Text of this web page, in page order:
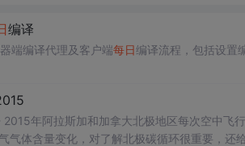
编译
端编译代理及客户端每日编译流程，包括设置
年阿拉斯加和加拿大北极地区每次空中飞
气体含量变化，对了解北极碳循环很重要，还